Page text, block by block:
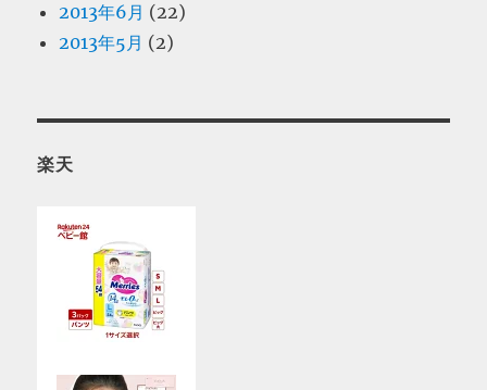
2013年6月 (22)
2013年5月 (2)
楽天